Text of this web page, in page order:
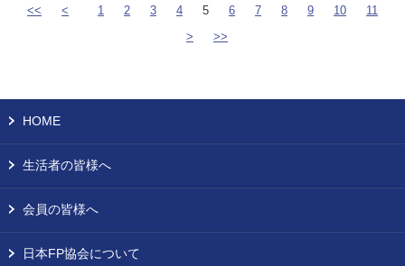
<< < 1 2 3 4 5 6 7 8 9 10
11
>
>>
HOME
生活者の皆様へ
会員の皆様へ
日本FP協会について